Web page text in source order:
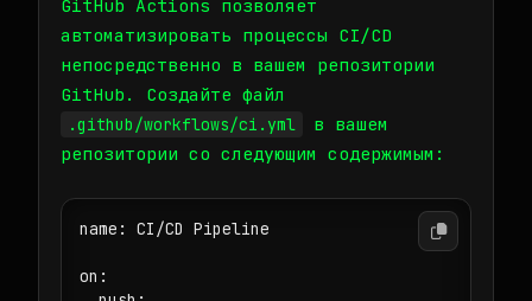
GitHub Actions позволяет
автоматизировать процессы CI/CD
непосредственно в вашем репозитории
GitHub. Создайте файл
.github/workflows/ci.yml
в вашем
репозитории со следующим содержимым:
name: CI/CD Pipeline
on: